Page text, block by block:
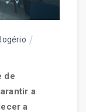
de
a
a